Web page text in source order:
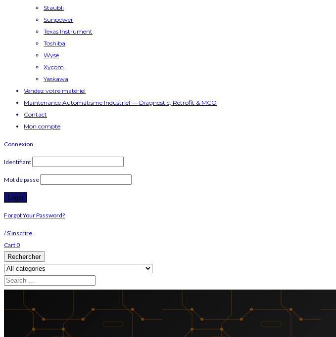
Staubli
Sunpower
Texas Instrument
Toshiba
Wyse
Xycom
Yaskawa
Vendez votre matériel
Maintenance Automatisme Industriel — Diagnostic, Rétrofit & MCO
Contact
Mon compte
Connexion
Identifiant
Mot de passe
Forgot Your Password?
/S’inscrire
Cart0
Rechercher